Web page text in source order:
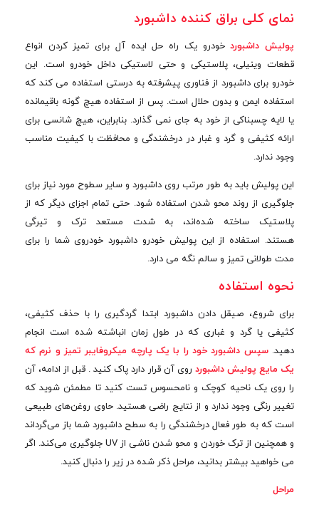
نمای کلی براق کننده داشبورد
پولیش داشبوردخودرو یک راه حل ایده آل برای تمیز کردن انواع
قطعات وینیلی، پلاستیکی و حتی لاستیکی داخل خودرو است. این
خودرو برای داشبورد از فناوری پیشرفته به درستی استفاده می کند که
استفاده ایمن و بدون حلال است. پس از استفاده هیچ گونه باقیمانده
یا لایه چسبناکی از خود به جای نمی گذارد. بنابراین، هیچ شانسی برای
ارائه کثیفی و گرد و غبار در درخشندگی و محافظت با کیفیت مناسب
وجود ندارد.
این پولیش باید به طور مرتب روی داشبورد و سایر سطوح مورد نیاز برای
جلوگیری از روند محو شدن استفاده شود. حتی تمام اجزای دیگر که از
پلاستیک ساخته شده‌اند، به شدت مستعد ترک و تیرگی
هستند. استفاده از این پولیش خودرو داشبورد خودروی شما را برای
مدت طولانی تمیز و سالم نگه می دارد.
نحوه استفاده
برای شروع، صیقل دادن داشبورد ابتدا گردگیری را با حذف کثیفی،
کثیفی یا گرد و غباری که در طول زمان انباشته شده است انجام
دهید.سپس داشبورد خود را با یک پارچه میکروفایبر تمیز و نرم که
یک مایع پولیش داشبورد روی آن قرار دارد پاک کنید . قبل از ادامه، آن
را روی یک ناحیه کوچک و نامحسوس تست کنید تا مطمئن شوید که
تغییر رنگی وجود ندارد و از نتایج راضی هستید. حاوی روغن‌های طبیعی
است که به طور فعال درخشندگی را به سطح داشبورد شما باز می‌گرداند
و همچنین از ترک خوردن و محو شدن ناشی از UV جلوگیری می‌کند. اگر
می خواهید بیشتر بدانید، مراحل ذکر شده در زیر را دنبال کنید.
مراحل